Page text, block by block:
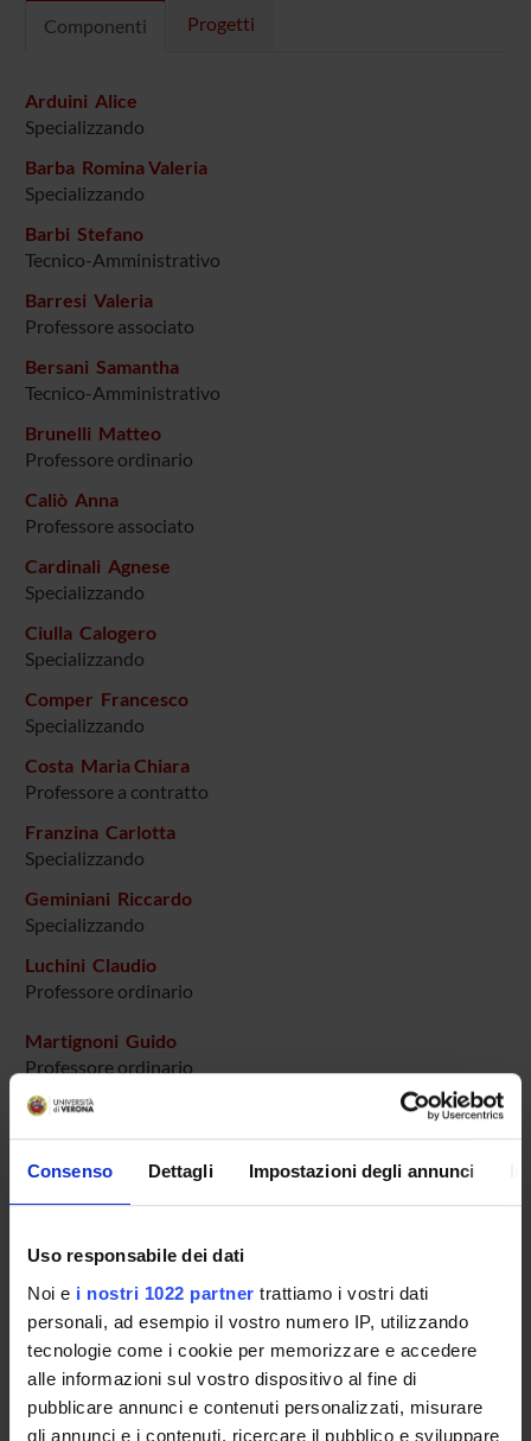
Consenso Dettagli Impostazioni degli annunci
Uso responsabile dei dati
Noi e i nostri 1022 partner trattiamo i vostri dati
personali, ad esempio il vostro numero IP, utilizzando
tecnologie come i cookie per memorizzare e accedere
alle informazioni sul vostro dispositivo al fine di
pubblicare annunci e contenuti personalizzati, misurare
gli annunci e i contenuti, ricercare il pubblico e sviluppare
Componenti Progetti
Arduini Alice
Specializzando
Barba Romina Valeria
Specializzando
Barbi Stefano
Tecnico-Amministrativo
Barresi Valeria
Professore associato
Bersani Samantha
Tecnico-Amministrativo
Brunelli Matteo
Professore ordinario
Caliò Anna
Professore associato
Cardinali Agnese
Specializzando
Ciulla Calogero
Specializzando
Comper Francesco
Specializzando
Costa Maria Chiara
Professore a contratto
Franzina Carlotta
Specializzando
Geminiani Riccardo
Specializzando
Luchini Claudio
Professore ordinario
Martignoni Guido
Professore ordinario
Mattiolo Paola
Ricercatore a tempo determinato
Montresor Marina
Tecnico-Amministrativo
Specializzando
Nottegar Alessia
Professore associato
Pedron Serena
Tecnico-Amministrativo